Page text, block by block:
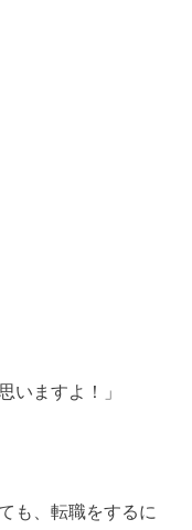
いますよ！」
も、転職をするに